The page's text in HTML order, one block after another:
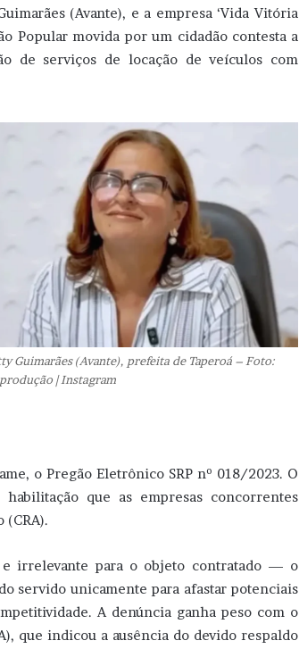
(Avante), e a empresa ‘Vida Vitória
Popular movida por um cidadão contesta a
de serviços de locação de veículos com
Guimarães (Avante), prefeita de Taperoá – Foto:
| Instagram
o Pregão Eletrônico SRP nº 018/2023. O
que as empresas concorrentes
irrelevante para o objeto contratado — o
servido unicamente para afastar potenciais
A denúncia ganha peso com o
que indicou a ausência do devido respaldo